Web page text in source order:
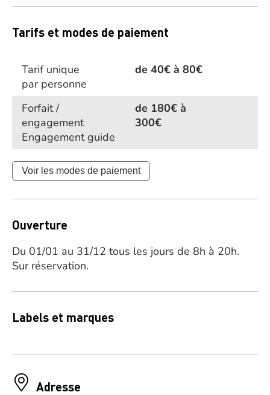
Tarifs et modes de paiement
Tarif unique
de 40€ à 80€
par personne
Forfait /
engagement
de 180€ à
300€
Engagement guide
Voir les modes de paiement
Ouverture
Du 01/01 au 31/12 tous les jours de 8h à 20h.
Sur réservation.
Labels et marques
Adresse